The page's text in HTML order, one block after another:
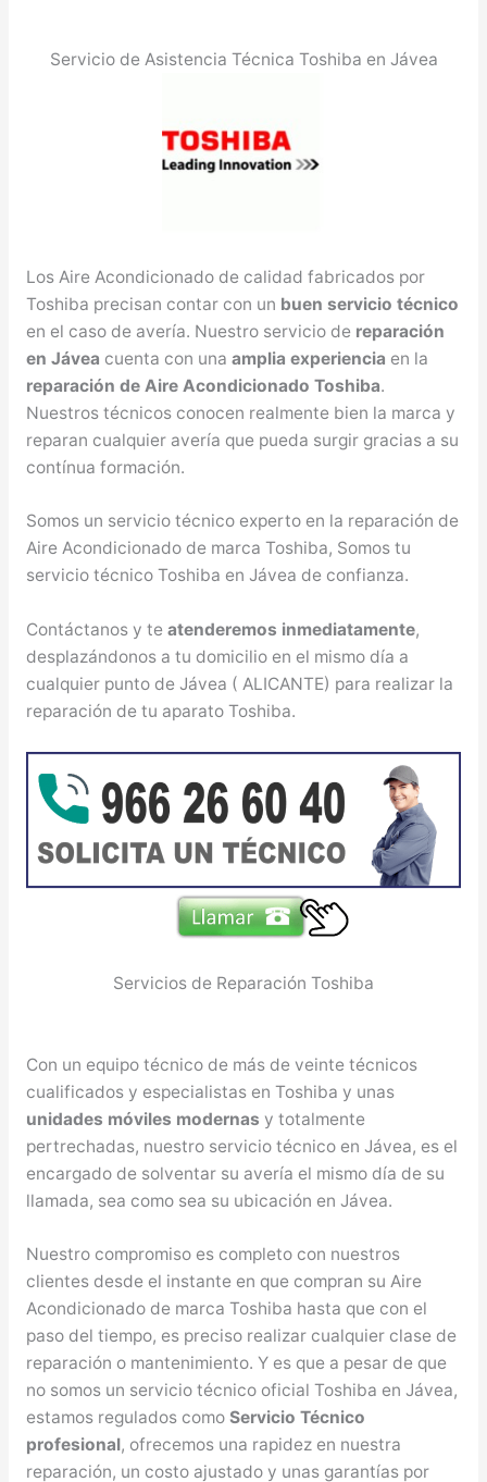
Servicio de Asistencia Técnica Toshiba en Jávea
Los Aire Acondicionado de calidad fabricados por
Toshiba precisan contar con un buen servicio técnico
en el caso de avería. Nuestro servicio de reparación
en Jávea cuenta con una amplia experiencia en la
reparación de Aire Acondicionado Toshiba.
Nuestros técnicos conocen realmente bien la marca y
reparan cualquier avería que pueda surgir gracias a su
contínua formación.
Somos un servicio técnico experto en la reparación de
Aire Acondicionado de marca Toshiba, Somos tu
servicio técnico Toshiba en Jávea de confianza.
Contáctanos y te atenderemos inmediatamente,
desplazándonos a tu domicilio en el mismo día a
cualquier punto de Jávea ( ALICANTE) para realizar la
reparación de tu aparato Toshiba.
Servicios de Reparación Toshiba
Con un equipo técnico de más de veinte técnicos
cualificados y especialistas en Toshiba y unas
unidades móviles modernas y totalmente
pertrechadas, nuestro servicio técnico en Jávea, es el
encargado de solventar su avería el mismo día de su
llamada, sea como sea su ubicación en Jávea.
Nuestro compromiso es completo con nuestros
clientes desde el instante en que compran su Aire
Acondicionado de marca Toshiba hasta que con el
paso del tiempo, es preciso realizar cualquier clase de
reparación o mantenimiento. Y es que a pesar de que
no somos un servicio técnico oficial Toshiba en Jávea,
estamos regulados como Servicio Técnico
profesional, ofrecemos una rapidez en nuestra
reparación, un costo ajustado y unas garantías por